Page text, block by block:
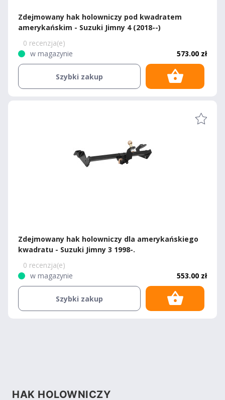
Zdejmowany hak holowniczy pod kwadratem
amerykańskim - Suzuki Jimny 4 (2018--)
0 recenzja(e)
w magazynie
573.00 zł
Szybki zakup
Zdejmowany hak holowniczy dla amerykańskiego
kwadratu - Suzuki Jimny 3 1998-.
0 recenzja(e)
w magazynie
553.00 zł
Szybki zakup
HAK HOLOWNICZY